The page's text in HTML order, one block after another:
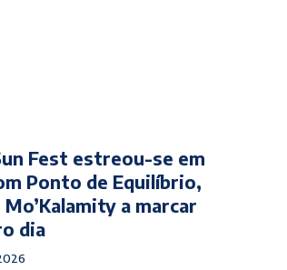
Fest estreou-se em
Ponto de Equilíbrio,
a marcar
dia